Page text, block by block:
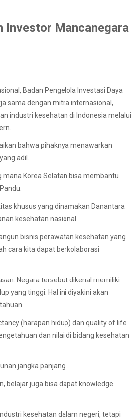
Investor Mancanegara
Badan Pengelola Investasi Daya
sama dengan mitra internasional,
industri kesehatan di Indonesia melalui
bahwa pihaknya menawarkan
adil.
mana Korea Selatan bisa membantu
khusus yang dinamakan Danantara
kesehatan nasional.
bisnis perawatan kesehatan yang
cara kita dapat berkolaborasi
Negara tersebut dikenal memiliki
yang tinggi. Hal ini diyakini akan
(harapan hidup) dan quality of life
dan nilai di bidang kesehatan
jangka panjang.
belajar juga bisa dapat knowledge
kesehatan dalam negeri, tetapi